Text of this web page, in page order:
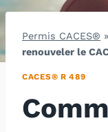
Permis CACES® »
renouveler le
CACES® R 489